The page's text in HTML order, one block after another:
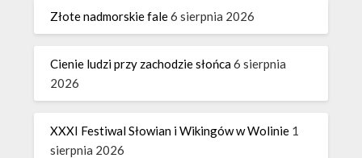
Złote nadmorskie fale6 sierpnia 2026
Cienie ludzi przy zachodzie słońca6 sierpnia
2026
XXXI Festiwal Słowian i Wikingów w Wolinie 1
sierpnia 2026